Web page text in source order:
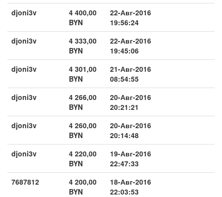
djoni3v
4 400,00
BYN
22-Авг-2016
19:56:24
djoni3v
4 333,00
BYN
22-Авг-2016
19:45:06
djoni3v
4 301,00
BYN
21-Авг-2016
08:54:55
djoni3v
4 266,00
BYN
20-Авг-2016
20:21:21
djoni3v
4 260,00
BYN
20-Авг-2016
20:14:48
djoni3v
4 220,00
BYN
19-Авг-2016
22:47:33
7687812
4 200,00
BYN
18-Авг-2016
22:03:53